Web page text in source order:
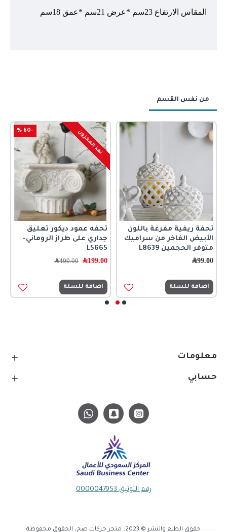
المقاس الارتفاع 23سم *عرض 21سم *عمق 18سم
من نفس القسم
تحفة ريفية مفرغة باللون
الأبيض الفاخر من سراميك
متوفر الحجمين L8639
99.00﷼
اضافة للسلة
-60 % نفذ المخزون
تحفه عمود ديكور تعليق
جداري على طراز الروماني-
L5665
199.00﷼ 499.00﷼
اضافة للسلة
معلومات
حسابي
رقم التوثيق 0000047953
حقوق الطبع والنشر © 2023، متجر حركات صح، الحقوق محفوظة